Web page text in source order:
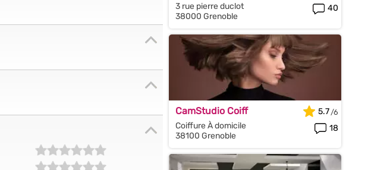
3 rue pierre duclot
38000 Grenoble
40
CamStudio Coiff
Coiffure À domicile
38100 Grenoble
5.7
18